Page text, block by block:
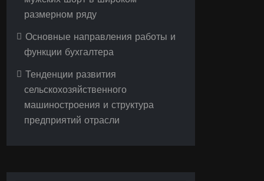
размерном ряду
Основные направления работы и
функции бухгалтера
Тенденции развития
сельскохозяйственного
машиностроения и структура
предприятий отрасли